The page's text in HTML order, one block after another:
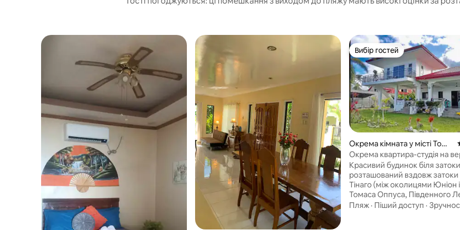
Вибір гостей
Вибір гостей
Окрема кімната у місті Toma
s Oppus
Окрема квартира-студія на
поверсі будинку в затоці Согод
Красивий будинок біля
розташований вздовж
Тінаго (між околицями Юніон
Томаса Оппуса, Південного
Шукайте знак на огорожі або
Пляж · Піший доступ ·